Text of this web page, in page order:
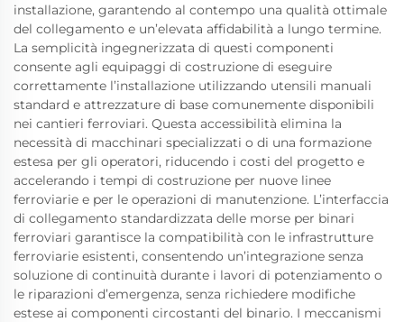
installazione, garantendo al contempo una qualità ottimale
del collegamento e un’elevata affidabilità a lungo termine.
La semplicità ingegnerizzata di questi componenti
consente agli equipaggi di costruzione di eseguire
correttamente l’installazione utilizzando utensili manuali
standard e attrezzature di base comunemente disponibili
nei cantieri ferroviari. Questa accessibilità elimina la
necessità di macchinari specializzati o di una formazione
estesa per gli operatori, riducendo i costi del progetto e
accelerando i tempi di costruzione per nuove linee
ferroviarie e per le operazioni di manutenzione. L’interfaccia
di collegamento standardizzata delle morse per binari
ferroviari garantisce la compatibilità con le infrastrutture
ferroviarie esistenti, consentendo un’integrazione senza
soluzione di continuità durante i lavori di potenziamento o
le riparazioni d’emergenza, senza richiedere modifiche
estese ai componenti circostanti del binario. I meccanismi